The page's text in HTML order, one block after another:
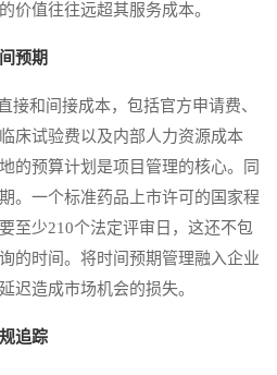
价值往往远超其服务成本。
预期
和间接成本，包括官方申请费、
床试验费以及内部人力资源成本
的预算计划是项目管理的核心。同
。一个标准药品上市许可的国家程
至少210个法定评审日，这还不包
的时间。将时间预期管理融入企业
迟造成市场机会的损失。
追踪